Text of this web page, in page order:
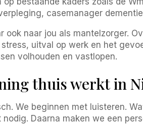
casemanager
ook naar jou als mantelzorger.
uitval op werk en het
volhouden en vastlopen.
thuis werkt in
We beginnen met luisteren.
Daarna maken we een